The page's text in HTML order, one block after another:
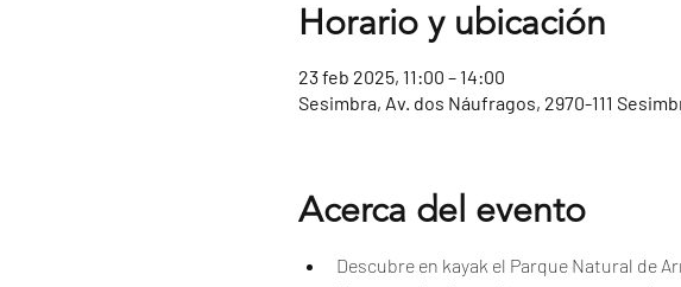
Horario y ubicación
23 feb 2025, 11:00 – 14:00
Sesimbra, Av. dos Náufragos, 2970-111
Acerca del evento
Descubre en kayak el Parque Natural de